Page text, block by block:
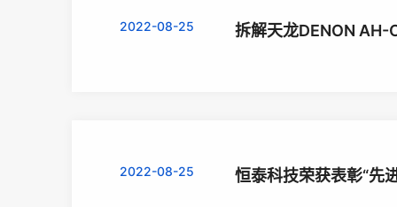
2022-08-25 拆解天龙DENON
2022-08-25 恒泰科技荣获表彰“先